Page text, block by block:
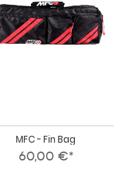
MFC - Fin Bag
60,00 €*